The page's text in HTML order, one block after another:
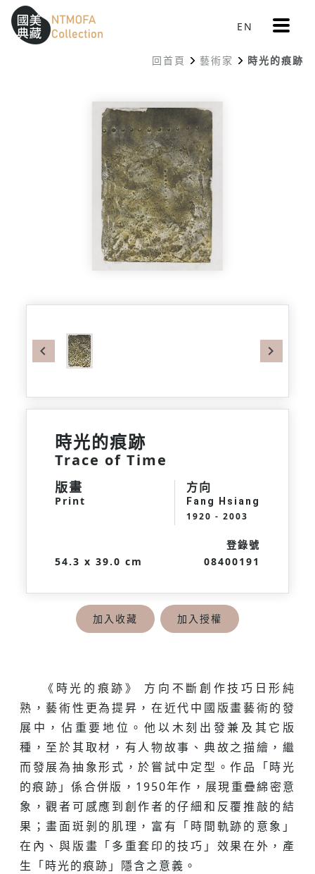
跳到中間主要內容區
網站導覽
::: EN 更
多
單
回首頁 藝術家 時光的痕跡
Previous
時光的痕跡
Trace of Time
版畫
Print
方向
Fang Hsiang
1920 - 2003
54.3 x 39.0 cm
登錄號
08400191
加入收藏 加入授權
《時光的痕跡》 方向不斷創作技巧日形純
熟，藝術性更為提昇，在近代中國版畫藝術的發
展中，佔重要地位。他以木刻出發兼及其它版
種，至於其取材，有人物故事、典故之描繪，繼
而發展為抽象形式，於嘗試中定型。作品「時光
的痕跡」係合併版，1950年作，展現重疊綿密意
象，觀者可感應到創作者的仔細和反覆推敲的結
果；畫面斑剝的肌理，富有「時間軌跡的意象」
在內、與版畫「多重套印的技巧」效果在外，產
生「時光的痕跡」隱含之意義。